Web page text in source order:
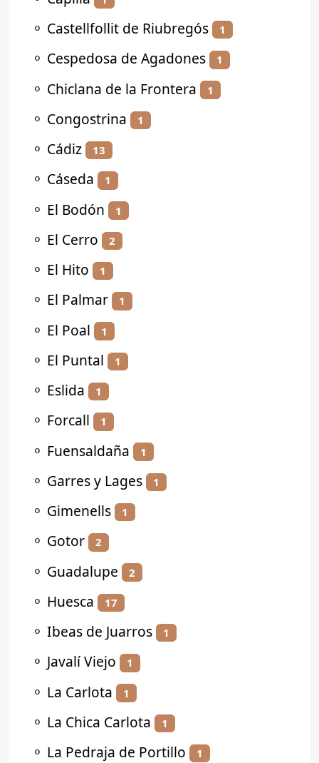
⚬ Castellfollit de Riubregós 1
⚬ Cespedosa de Agadones 1
⚬ Chiclana de la Frontera 1
⚬ Congostrina 1
⚬ Cádiz 13
⚬ Cáseda 1
⚬ El Bodón 1
⚬ El Cerro 2
⚬ El Hito 1
⚬ El Palmar 1
⚬ El Poal 1
⚬ El Puntal 1
⚬ Eslida 1
⚬ Forcall 1
⚬ Fuensaldaña 1
⚬ Garres y Lages 1
⚬ Gimenells 1
⚬ Gotor 2
⚬ Guadalupe 2
⚬ Huesca 17
⚬ Ibeas de Juarros 1
⚬ Javalí Viejo 1
⚬ La Carlota 1
⚬ La Chica Carlota 1
⚬ La Pedraja de Portillo 1